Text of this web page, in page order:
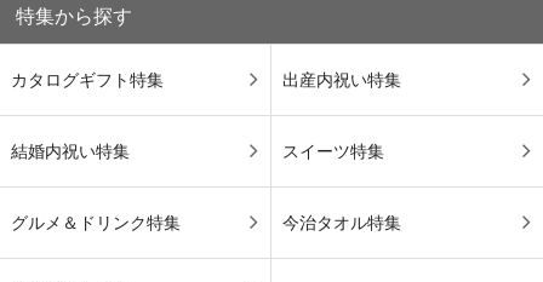
特集から探す
カタログギフト特集 出産内祝い特集
結婚内祝い特集 スイーツ特集
グルメ＆ドリンク特集 今治タオル特集